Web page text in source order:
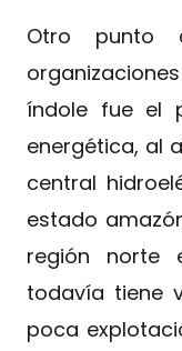
Otro punto
índole fue el
energética, al
central
estado
región norte
todavía tiene
poca